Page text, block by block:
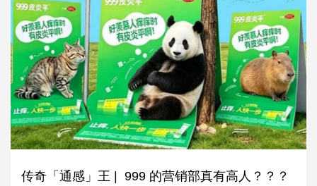
传奇「通感」王 | 999 的营销部真有高人？？？